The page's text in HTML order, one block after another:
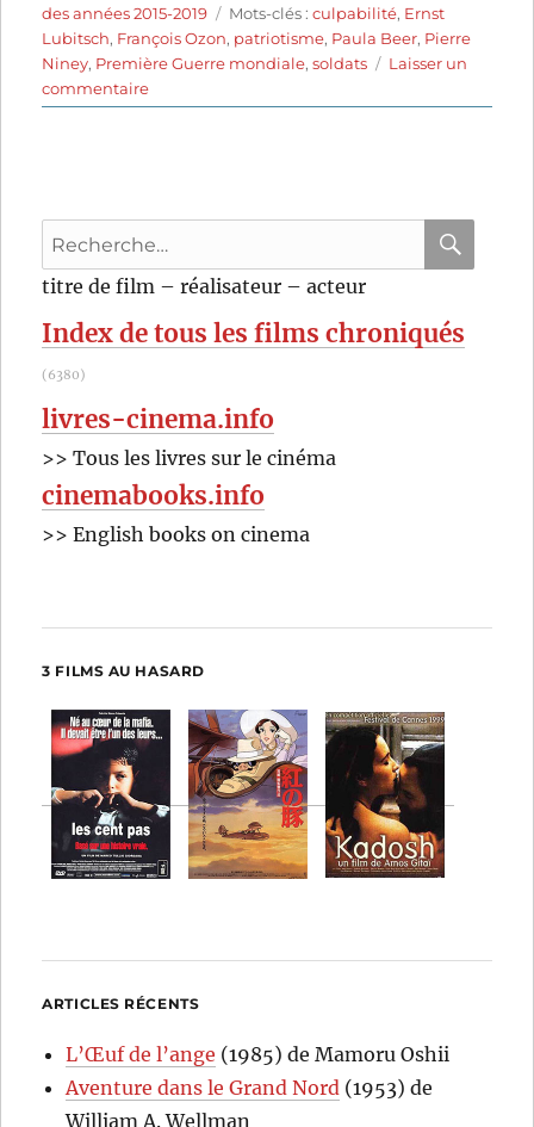
le
des années 2015-2019
Étiquettes
Mots-clés :culpabilité, Ernst
Lubitsch, François Ozon, patriotisme, Paula Beer, Pierre
Niney, Première Guerre mondiale,soldats
Laisser un
commentairesur
Frantz
Recherche
pour
titre de film – réalisateur – acteur
Index de tous les films chroniqués
(6380)
livres-cinema.info
>> Tous les livres sur le cinéma
cinemabooks.info
>> English books on cinema
3 FILMS AU HASARD
ARTICLES RÉCENTS
L’Œuf de l’ange (1985) de Mamoru Oshii
Aventure dans le Grand Nord (1953) de
William A. Wellman